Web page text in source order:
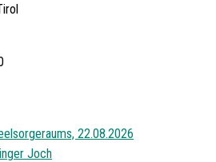
22.08.2026
Joch